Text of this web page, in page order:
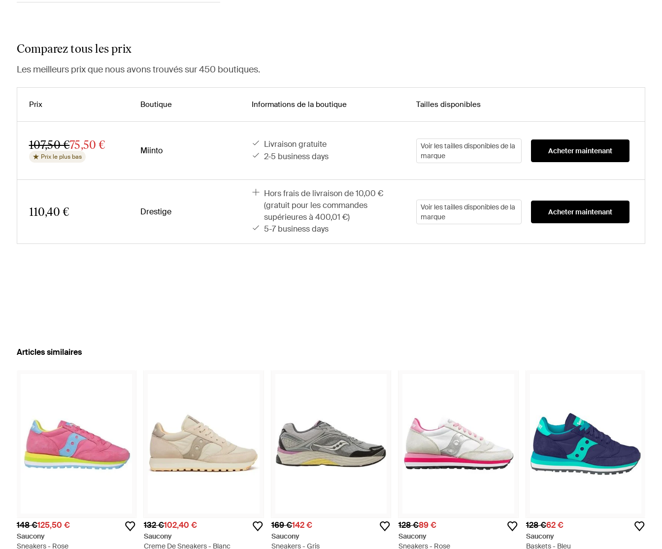
Comparez tous les prix
Les meilleurs prix que nous avons trouvés sur 450 boutiques.
Prix Boutique Informations de la boutique Tailles disponibles
107,50 €75,50 €
Prix le plus bas
Miinto
livraison gratuite
2-5 business days
Voir les tailles disponibles de la
marque
Acheter maintenant
110,40 € Drestige
hors frais de livraison de 10,00 €
(gratuit pour les commandes
supérieures à 400,01 €)
5-7 business days
Voir les tailles disponibles de la
marque
Acheter maintenant
Articles similaires
148 €125,50 €
Saucony
Sneakers - Rose
132 €102,40 €
Saucony
Creme De Sneakers - Blanc
169 €142 €
Saucony
Sneakers - Gris
128 €89 €
Saucony
Sneakers - Rose
128 €62 €
Saucony
Baskets - Bleu